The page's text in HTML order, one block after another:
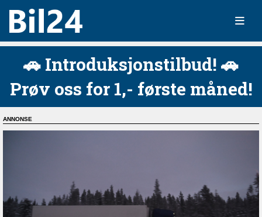
🚗 Introduksjonstilbud! 🚗
Prøv oss for 1,- første måned!